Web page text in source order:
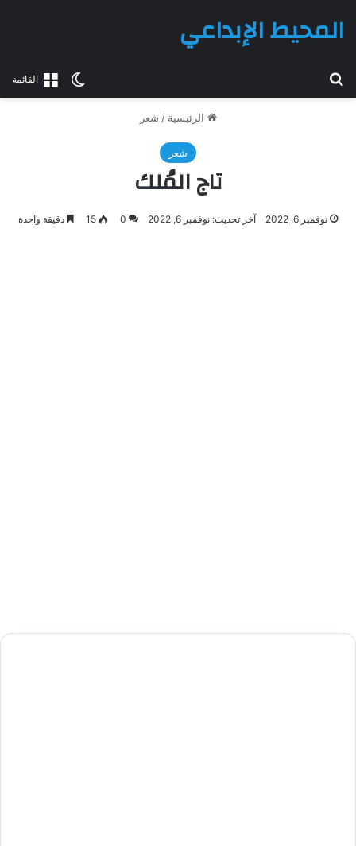
القائمةالوضع
المحيط الإبداعي
الرئيسية / شعر
شعر
تاج المُلك
نوفمبر 6, 2022 آخر تحديث: نوفمبر 6, 2022 0
15 دقيقة واحدة